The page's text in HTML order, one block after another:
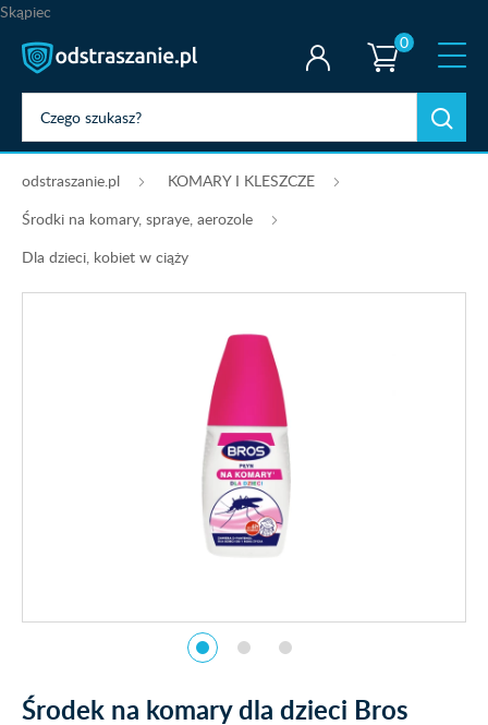
Skąpiec
0
odstraszanie.pl
KOMARY I KLESZCZE
Środki na komary, spraye, aerozole
Dla dzieci, kobiet w ciąży
Środek na komary dla dzieci Bros